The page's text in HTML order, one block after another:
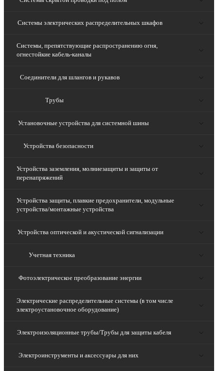
Системы электрических распределительных шкафов
Системы, препятствующие распространению огня,
огнестойкие кабель-каналы
Соединители для шлангов и рукавов
Трубы
Установочные устройства для системной шины
Устройства безопасности
Устройства заземления, молниезащиты и защиты от
перенапряжений
Устройства защиты, плавкие предохранители, модульные
устройства/монтажные устройства
Устройства оптической и акустической сигнализации
Учетная техника
Фотоэлектрическое преобразование энергии
Электрические распределительные системы (в том числе
электроустановочное оборудование)
Электроизоляционные трубы/Трубы для защиты кабеля
Электроинструменты и аксессуары для них